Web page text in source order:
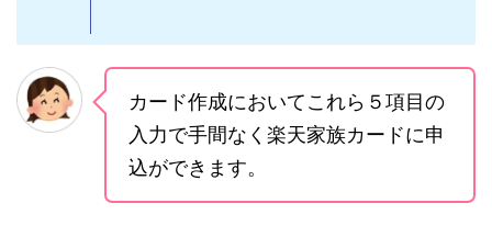
カード作成においてこれら５項目の
入力で手間なく楽天家族カードに申
込ができます。